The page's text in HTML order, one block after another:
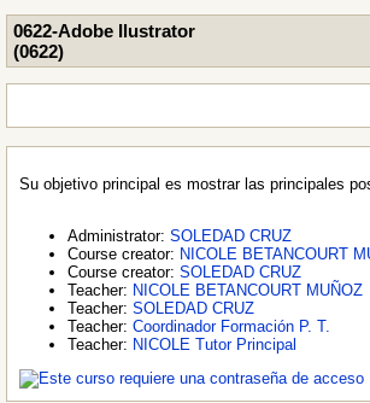
0622-Adobe Ilustrator
(0622)
Su objetivo principal es mostrar las principales
Administrator: SOLEDAD CRUZ
Course creator: NICOLE BETANCOURT
Course creator: SOLEDAD CRUZ
Teacher: NICOLE BETANCOURT MUÑOZ
Teacher: SOLEDAD CRUZ
Teacher: Coordinador Formación P. T.
Teacher: NICOLE Tutor Principal